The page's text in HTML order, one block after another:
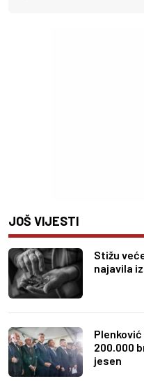
JOŠ VIJESTI
Stižu
najavila
200.000
jesen